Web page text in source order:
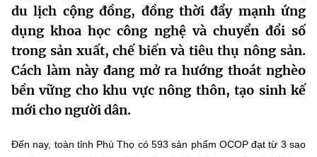
Sở hữu trí tuệ
Tiêu chuẩn, đo lường, chất lượng
Năng lượng nguyên tử
Lấy ý kiến người dân về dự thảo VBQPPL
Khoa học và Công nghệ
Đổi mới sáng tạo
Chuyển đổi số
Bưu chính, Viễn thông
Multimedia
THƯ ĐIỆN TỬ
Khác
Videos
du lịch cộng đồng, đồng thời đẩy mạnh ứng
dụng khoa học công nghệ và chuyển đổi số
trong sản xuất, chế biến và tiêu thụ nông sản.
Cách làm này đang mở ra hướng thoát nghèo
bền vững cho khu vực nông thôn, tạo sinh kế
mới cho người dân.
Đến nay, toàn tỉnh Phú Thọ có 593 sản phẩm OCOP đạt từ 3 sao